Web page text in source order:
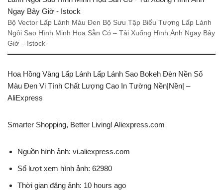
Bộ Vector Lấp Lánh Màu Đen Bộ Sưu Tập Biểu Tượng Lấp Lánh
Ngôi Sao Hình Minh Họa Sẵn Có – Tải Xuống Hình Ảnh Ngay Bây
Giờ – Istock
Hoa Hồng Vàng Lấp Lánh Lấp Lánh Sao Bokeh Đèn Nền Số
Màu Đen Vi Tính Chất Lượng Cao In Tường Nền|Nền| –
AliExpress
Smarter Shopping, Better Living! Aliexpress.com
Nguồn hình ảnh: vi.aliexpress.com
Số lượt xem hình ảnh: 62980
Thời gian đăng ảnh: 10 hours ago